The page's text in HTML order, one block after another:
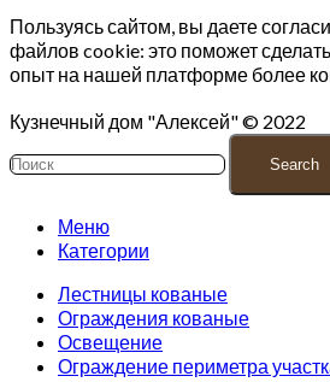
Пользуясь сайтом, вы даете
файлов cookie: это поможет
опыт на нашей платформе более
Кузнечный дом "Алексей" © 2022
Search
Меню
Категории
Лестницы кованые
Ограждения кованые
Освещение
Ограждение периметра